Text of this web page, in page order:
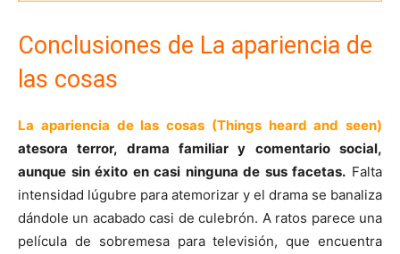
Conclusiones de La apariencia de
las cosas
La apariencia de las cosas (Things heard and seen)
atesora terror, drama familiar y comentario social,
aunque sin éxito en casi ninguna de sus facetas. Falta
intensidad lúgubre para atemorizar y el drama se banaliza
dándole un acabado casi de culebrón. A ratos parece una
película de sobremesa para televisión, que encuentra